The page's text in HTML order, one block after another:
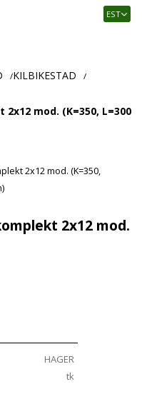
EST
/KILBIKESTAD /
mod. (K=350, L=300
2x12 mod.
HAGER
tk